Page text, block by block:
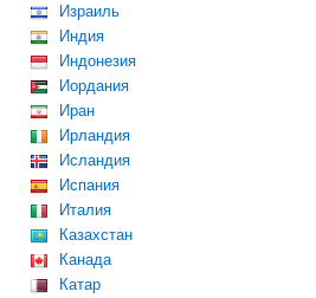
Израиль
Индия
Индонезия
Иордания
Иран
Ирландия
Исландия
Испания
Италия
Казахстан
Канада
Катар